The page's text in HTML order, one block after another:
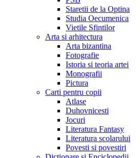
Staretii de la Optina
Studia Oecumenica
Vietile Sfintilor
Arta si arhitectura
Arta bizantina
Fotografie
Istoria si teoria artei
Monografii
Pictura
Carti pentru copii
Atlase
Duhovnicesti
Jocuri
Literatura Fantasy
Literatura scolarului
Povesti si povestiri